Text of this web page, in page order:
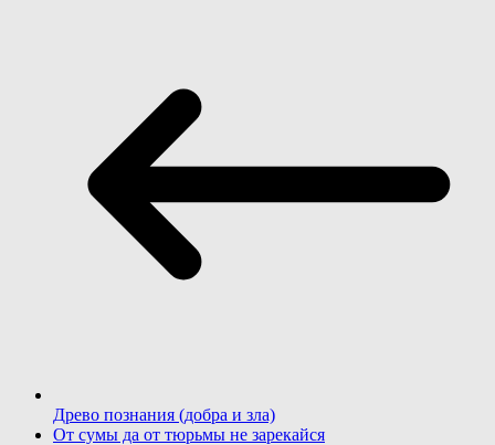
Древо познания (добра и зла)
От сумы да от тюрьмы не зарекайся